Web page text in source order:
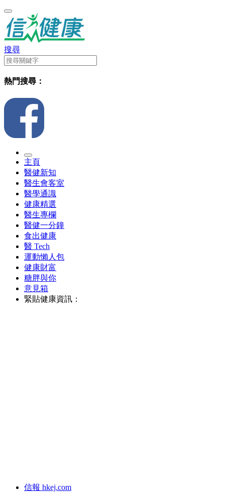
搜尋
熱門搜尋：
主頁
醫健新知
醫生會客室
醫學通識
健康精選
醫生專欄
醫健一分鐘
食出健康
醫 Tech
運動懶人包
健康財富
糖胖與你
意見箱
緊貼健康資訊：
信報 hkej.com